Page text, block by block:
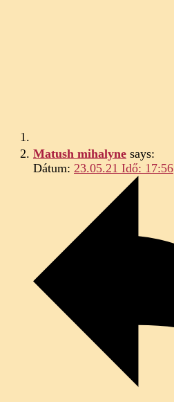
Matush mihalyne says:
Dátum: 23.05.21 Idő: 17:56